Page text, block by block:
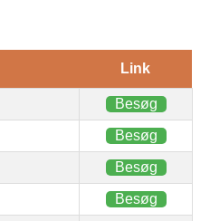
Link
Besøg
Besøg
Besøg
Besøg